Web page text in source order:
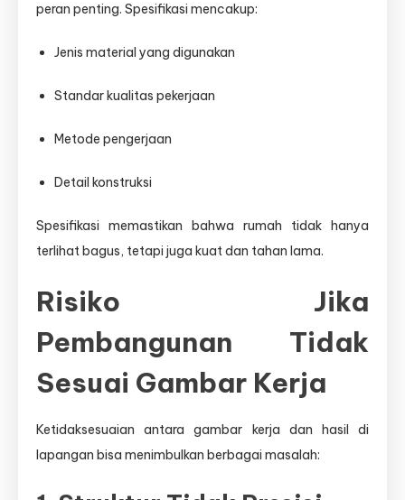
peran penting. Spesifikasi mencakup:
Jenis material yang digunakan
Standar kualitas pekerjaan
Metode pengerjaan
Detail konstruksi
Spesifikasi memastikan bahwa rumah tidak hanya
terlihat bagus, tetapi juga kuat dan tahan lama.
Risiko Jika
Pembangunan Tidak
Sesuai Gambar Kerja
Ketidaksesuaian antara gambar kerja dan hasil di
lapangan bisa menimbulkan berbagai masalah: